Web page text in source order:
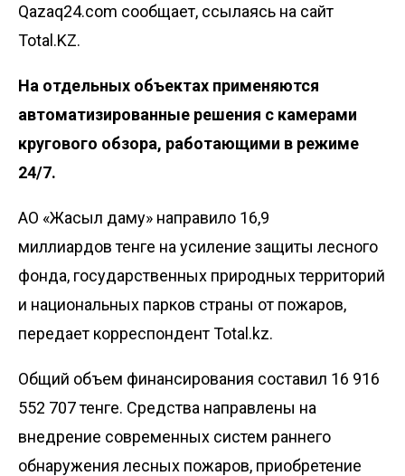
Qazaq24.com сообщает, ссылаясь на сайт
Total.KZ.
На отдельных объектах применяются
автоматизированные решения с камерами
кругового обзора, работающими в режиме
24/7.
АО «Жасыл даму» направило 16,9
миллиардов тенге на усиление защиты лесного
фонда, государственных природных территорий
и национальных парков страны от пожаров,
передает корреспондент Total.kz.
Общий объем финансирования составил 16 916
552 707 тенге. Средства направлены на
внедрение современных систем раннего
обнаружения лесных пожаров, приобретение